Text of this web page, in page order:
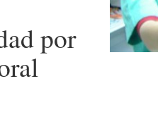
por